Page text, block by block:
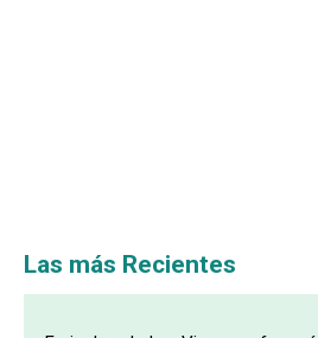
Las más Recientes